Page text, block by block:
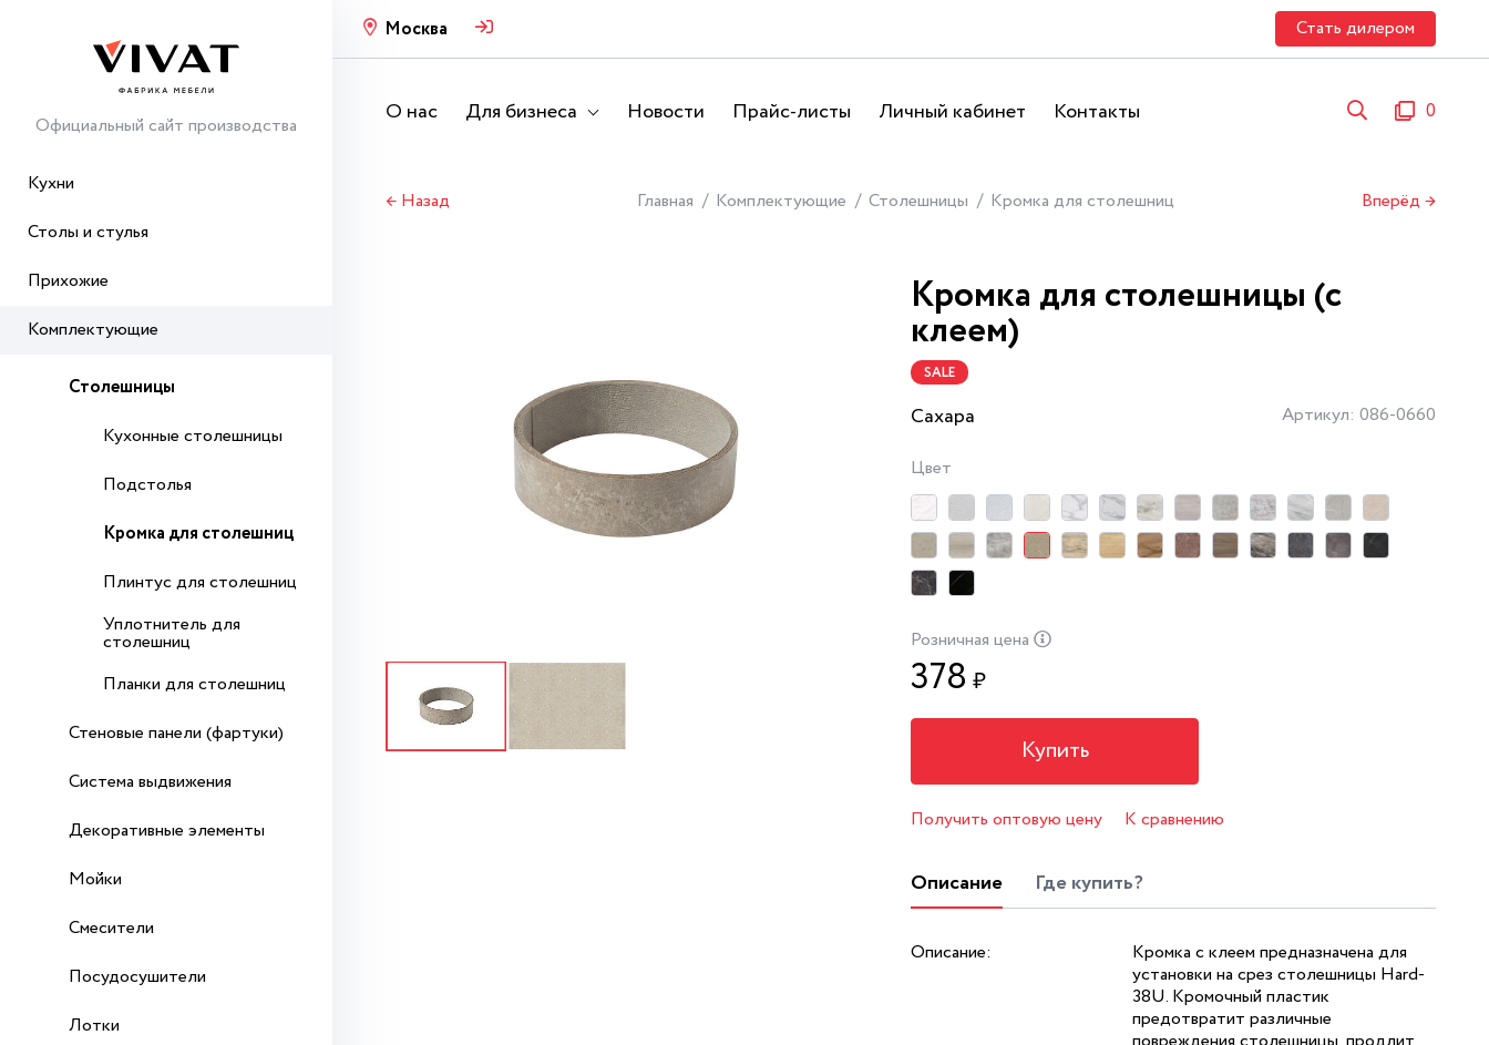
Официальный сайт производства
Кухни
Столы и стулья
Прихожие
Комплектующие
Столешницы
Кухонные столешницы
Подстолья
Кромка для столешниц
Плинтус для столешниц
Уплотнитель для
столешниц
Планки для столешниц
Стеновые панели (фартуки)
Система выдвижения
Декоративные элементы
Мойки
Смесители
Посудосушители
Лотки
Москва Стать дилером
О нас Для бизнеса Новости Прайс-листы Личный кабинет Контакты 0
← Назад Главная Комплектующие Столешницы Кромка для столешниц Вперёд →
Кромка для столешницы (с
клеем)
SALE
Сахара Артикул: 086-0660
Цвет
Розничная цена
378 ₽
Купить
Получить оптовую цену К сравнению
Описание Где купить?
Описание:
Кромка с клеем предназначена для
установки на срез столешницы Hard-
38U. Кромочный пластик
предотвратит различные